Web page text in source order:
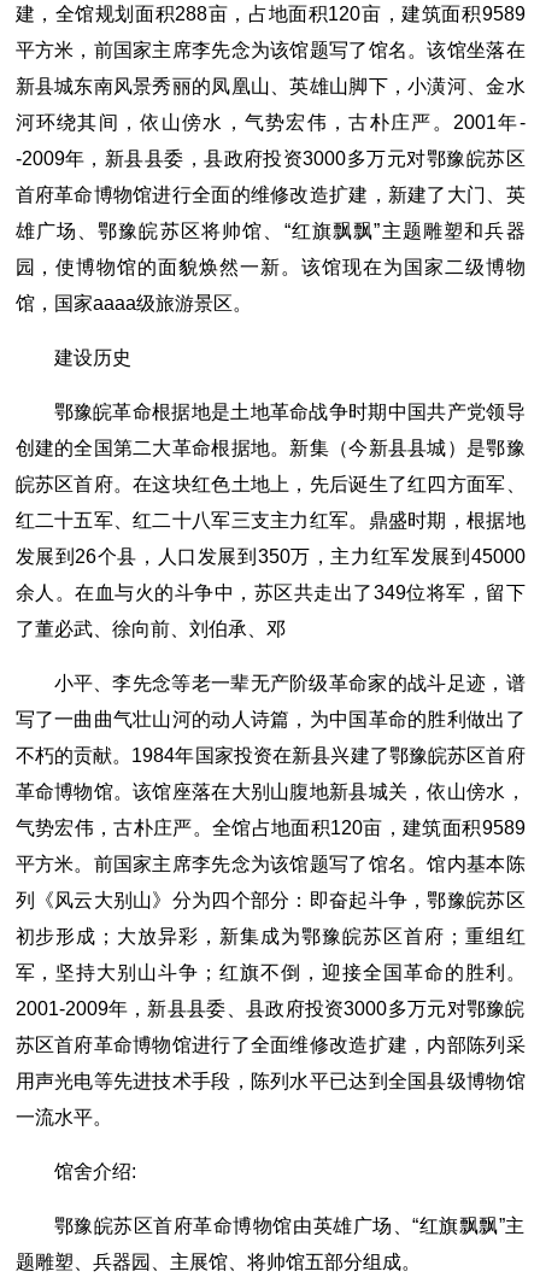
建，全馆规划面积288亩，占地面积120亩，建筑面积9589
平方米，前国家主席李先念为该馆题写了馆名。该馆坐落在
新县城东南风景秀丽的凤凰山、英雄山脚下，小潢河、金水
河环绕其间，依山傍水，气势宏伟，古朴庄严。2001年-
-2009年，新县县委，县政府投资3000多万元对鄂豫皖苏区
首府革命博物馆进行全面的维修改造扩建，新建了大门、英
雄广场、鄂豫皖苏区将帅馆、“红旗飘飘”主题雕塑和兵器
园，使博物馆的面貌焕然一新。该馆现在为国家二级博物
馆，国家aaaa级旅游景区。
建设历史
鄂豫皖革命根据地是土地革命战争时期中国共产党领导
创建的全国第二大革命根据地。新集（今新县县城）是鄂豫
皖苏区首府。在这块红色土地上，先后诞生了红四方面军、
红二十五军、红二十八军三支主力红军。鼎盛时期，根据地
发展到26个县，人口发展到350万，主力红军发展到45000
余人。在血与火的斗争中，苏区共走出了349位将军，留下
了董必武、徐向前、刘伯承、邓
小平、李先念等老一辈无产阶级革命家的战斗足迹，谱
写了一曲曲气壮山河的动人诗篇，为中国革命的胜利做出了
不朽的贡献。1984年国家投资在新县兴建了鄂豫皖苏区首府
革命博物馆。该馆座落在大别山腹地新县城关，依山傍水，
气势宏伟，古朴庄严。全馆占地面积120亩，建筑面积9589
平方米。前国家主席李先念为该馆题写了馆名。馆内基本陈
列《风云大别山》分为四个部分：即奋起斗争，鄂豫皖苏区
初步形成；大放异彩，新集成为鄂豫皖苏区首府；重组红
军，坚持大别山斗争；红旗不倒，迎接全国革命的胜利。
2001-2009年，新县县委、县政府投资3000多万元对鄂豫皖
苏区首府革命博物馆进行了全面维修改造扩建，内部陈列采
用声光电等先进技术手段，陈列水平已达到全国县级博物馆
一流水平。
馆舍介绍:
鄂豫皖苏区首府革命博物馆由英雄广场、“红旗飘飘”主
题雕塑、兵器园、主展馆、将帅馆五部分组成。